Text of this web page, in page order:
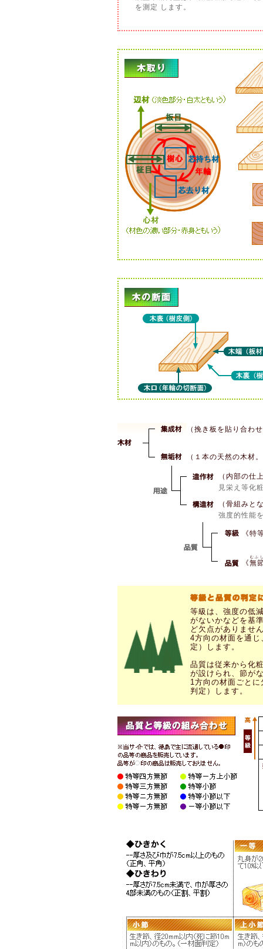
を測定 します。
（挽き板を貼り合わ
（１本の天然の木材
（内部の仕
見栄え等化
（骨組みと
強度的性能
《特
《無
むふ
等級は、強度の低
がないかなどを基
ど欠点がありませ
4方向の材面を通
定）します。
品質は従来から化
が設けられ、節が
1方向の材面ごと
判定）します。